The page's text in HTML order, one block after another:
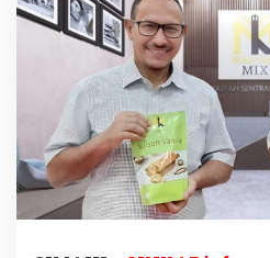
P
r
m
i
x
e
r
m